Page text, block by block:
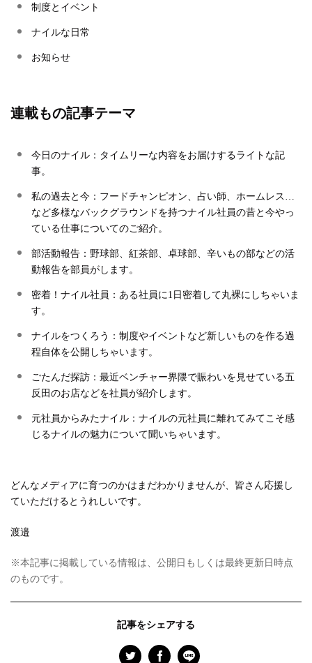
制度とイベント
ナイルな日常
お知らせ
連載もの記事テーマ
今日のナイル：タイムリーな内容をお届けするライトな記
事。
私の過去と今：フードチャンピオン、占い師、ホームレス…
など多様なバックグラウンドを持つナイル社員の昔と今やっ
ている仕事についてのご紹介。
部活動報告：野球部、紅茶部、卓球部、辛いもの部などの活
動報告を部員がします。
密着！ナイル社員：ある社員に1日密着して丸裸にしちゃいま
す。
ナイルをつくろう：制度やイベントなど新しいものを作る過
程自体を公開しちゃいます。
ごたんだ探訪：最近ベンチャー界隈で賑わいを見せている五
反田のお店などを社員が紹介します。
元社員からみたナイル：ナイルの元社員に離れてみてこそ感
じるナイルの魅力について聞いちゃいます。
どんなメディアに育つのかはまだわかりませんが、皆さん応援し
ていただけるとうれしいです。
渡邉
※本記事に掲載している情報は、公開日もしくは最終更新日時点
のものです。
記事をシェアする